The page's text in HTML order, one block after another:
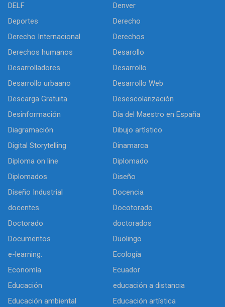
DELF
Denver
Deportes
Derecho
Derecho Internacional
Derechos
Derechos humanos
Desarollo
Desarrolladores
Desarrollo
Desarrollo urbaano
Desarrollo Web
Descarga Gratuita
Desescolarización
Desinformación
Día del Maestro en España
Diagramación
Dibujo artìstico
Digital Storytelling
Dinamarca
Diploma on line
Diplomado
Diplomados
Diseño
Diseño Industrial
Docencia
docentes
Docotorado
Doctorado
doctorados
Documentos
Duolingo
e-learning.
Ecología
Economía
Ecuador
Educación
educación a distancia
Educación ambiental
Educación artística